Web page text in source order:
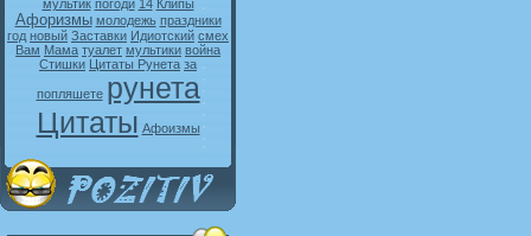
мультик погоди 14 Клипы
Афоризмы молодежь праздники
год новый Заставки Идиотский смех
Вам Мама туалет мультики война
Стишки Цитаты Рунета за
попляшете рунета
Цитаты Афоизмы